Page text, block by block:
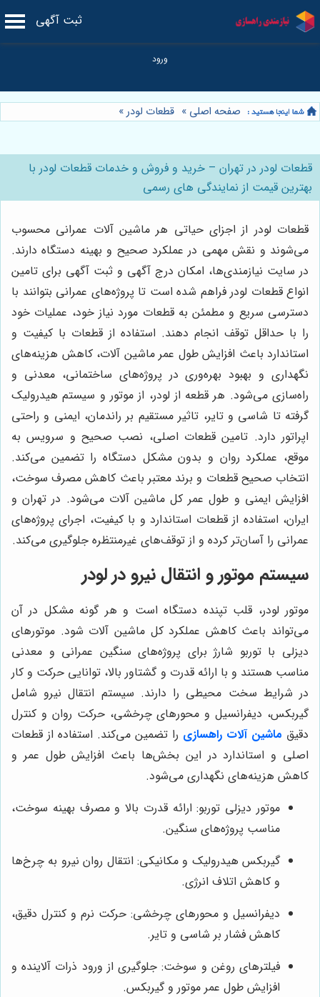
ثبت آگهی
صفحه اصلی » قطعات لودر»
قطعات لودر در تهران – خرید و فروش و خدمات قطعات لودر با
بهترین قیمت از نمایندگی های رسمی
قطعات لودر از اجزای حیاتی هر ماشین آلات عمرانی محسوب
می‌شوند و نقش مهمی در عملکرد صحیح و بهینه دستگاه دارند.
در سایت نیازمندی‌ها، امکان درج آگهی و ثبت آگهی برای تامین
انواع قطعات لودر فراهم شده است تا پروژه‌های عمرانی بتوانند با
دسترسی سریع و مطمئن به قطعات مورد نیاز خود، عملیات خود
را با حداقل توقف انجام دهند. استفاده از قطعات با کیفیت و
استاندارد باعث افزایش طول عمر ماشین آلات، کاهش هزینه‌های
نگهداری و بهبود بهره‌وری در پروژه‌های ساختمانی، معدنی و
راه‌سازی می‌شود. هر قطعه از لودر، از موتور و سیستم هیدرولیک
گرفته تا شاسی و تایر، تاثیر مستقیم بر راندمان، ایمنی و راحتی
اپراتور دارد. تامین قطعات اصلی، نصب صحیح و سرویس به
موقع، عملکرد روان و بدون مشکل دستگاه را تضمین می‌کند.
انتخاب صحیح قطعات و برند معتبر باعث کاهش مصرف سوخت،
افزایش ایمنی و طول عمر کل ماشین آلات می‌شود. در تهران و
ایران، استفاده از قطعات استاندارد و با کیفیت، اجرای پروژه‌های
عمرانی را آسان‌تر کرده و از توقف‌های غیرمنتظره جلوگیری می‌کند.
سیستم موتور و انتقال نیرو در لودر
موتور لودر، قلب تپنده دستگاه است و هر گونه مشکل در آن
می‌تواند باعث کاهش عملکرد کل ماشین آلات شود. موتورهای
دیزلی با توربو شارژ برای پروژه‌های سنگین عمرانی و معدنی
مناسب هستند و با ارائه قدرت و گشتاور بالا، توانایی حرکت و کار
در شرایط سخت محیطی را دارند. سیستم انتقال نیرو شامل
گیربکس، دیفرانسیل و محورهای چرخشی، حرکت روان و کنترل
دقیق ماشین آلات راهسازی را تضمین می‌کند. استفاده از قطعات
اصلی و استاندارد در این بخش‌ها باعث افزایش طول عمر و
کاهش هزینه‌های نگهداری می‌شود.
موتور دیزلی توربو: ارائه قدرت بالا و مصرف بهینه سوخت،
مناسب پروژه‌های سنگین.
گیربکس هیدرولیک و مکانیکی: انتقال روان نیرو به چرخ‌ها
و کاهش اتلاف انرژی.
دیفرانسیل و محورهای چرخشی: حرکت نرم و کنترل دقیق،
کاهش فشار بر شاسی و تایر.
فیلترهای روغن و سوخت: جلوگیری از ورود ذرات آلاینده و
افزایش طول عمر موتور و گیربکس.